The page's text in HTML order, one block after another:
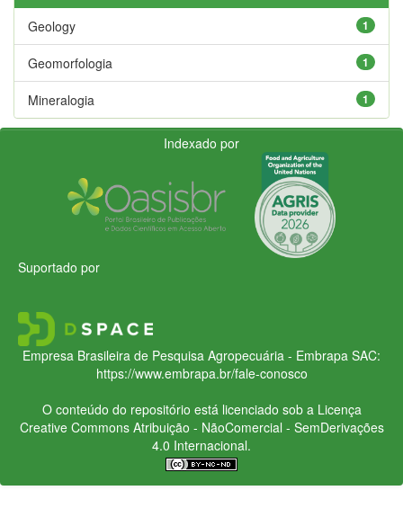
1
Geology
1
Geomorfologia
1
Mineralogia
Indexado por
Suportado por
Empresa Brasileira de Pesquisa Agropecuária - Embrapa SAC:
https://www.embrapa.br/fale-conosco
O conteúdo do repositório está licenciado sob a Licença
Creative CommonsAtribuição - NãoComercial - SemDerivações
4.0 Internacional.